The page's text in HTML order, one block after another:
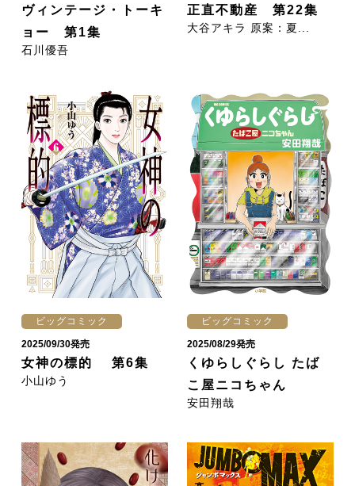
ヴィンテージ・トーキ
ョー 第1集
石川優吾
正直不動産 第22集
大谷アキラ 原案：夏...
ビッグコミック
2025/09/30発売
女神の標的 第6集
小山ゆう
ビッグコミック
2025/08/29発売
くゆらしぐらし たば
こ屋ニコちゃん
安田翔哉